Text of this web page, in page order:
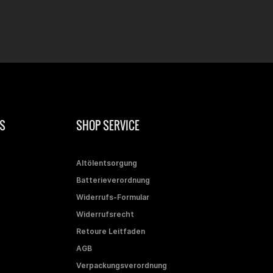
SHOP SERVICE
Altölentsorgung
Batterieverordnung
Widerrufs-Formular
Widerrufsrecht
Retoure Leitfaden
AGB
Verpackungsverordnung